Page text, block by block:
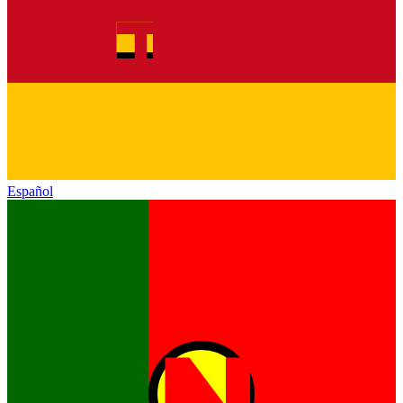
Español